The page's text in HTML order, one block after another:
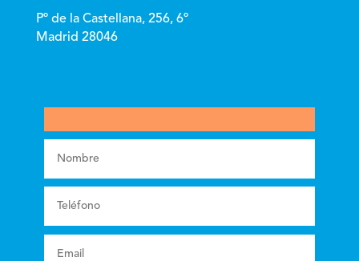
Pº de la Castellana, 256, 6º
Madrid 28046